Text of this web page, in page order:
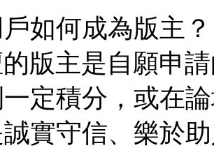
如何成為版主？
版主是自願申
定積分，或在
實守信、樂於